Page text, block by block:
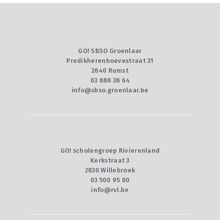
GO! SBSO Groenlaar
Predikherenhoevestraat 31
2840 Rumst
03 888 38 64
info@sbso.groenlaar.be
GO! scholengroep Rivierenland
Kerkstraat 3
2830 Willebroek
03 500 95 80
info@rvl.be